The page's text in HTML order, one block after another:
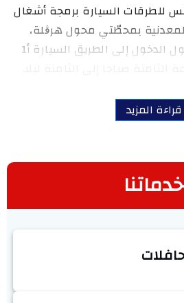
للطرقات السيارة برمجة أشغال
بمحطّتي محول هرڨلة،
سيتم على إثره غلق محول الدخول إلى الطريق السيارة أ1
قراءة المزيد
خدماتنا